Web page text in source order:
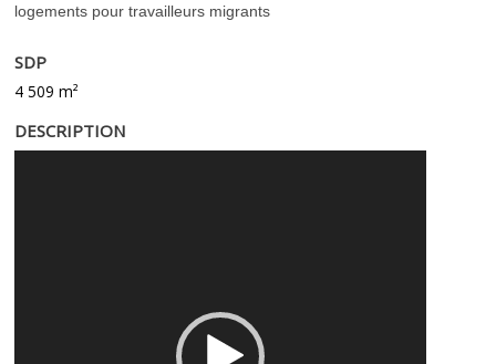
logements pour travailleurs migrants
SDP
4 509 m²
DESCRIPTION